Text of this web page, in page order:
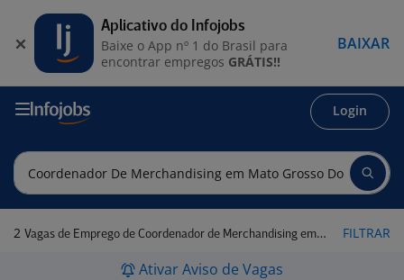
Login
2 Vagas de Emprego de Coordenador de Merchandising em Mato Grosso do Sul FILTRAR
Ativar Aviso de Vagas
Aplicativo do Infojobs
Baixe o App nº 1 do Brasil para
encontrar empregos GRÁTIS!!
BAIXAR